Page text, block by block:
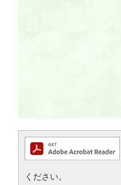
ください。